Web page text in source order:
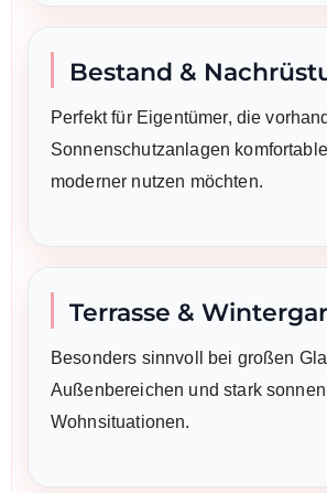
Bestand &
Perfekt für Eigentümer, die
Sonnenschutzanlagen
moderner nutzen möchten.
Terrasse &
Besonders sinnvoll bei großen
Außenbereichen und stark
Wohnsituationen.